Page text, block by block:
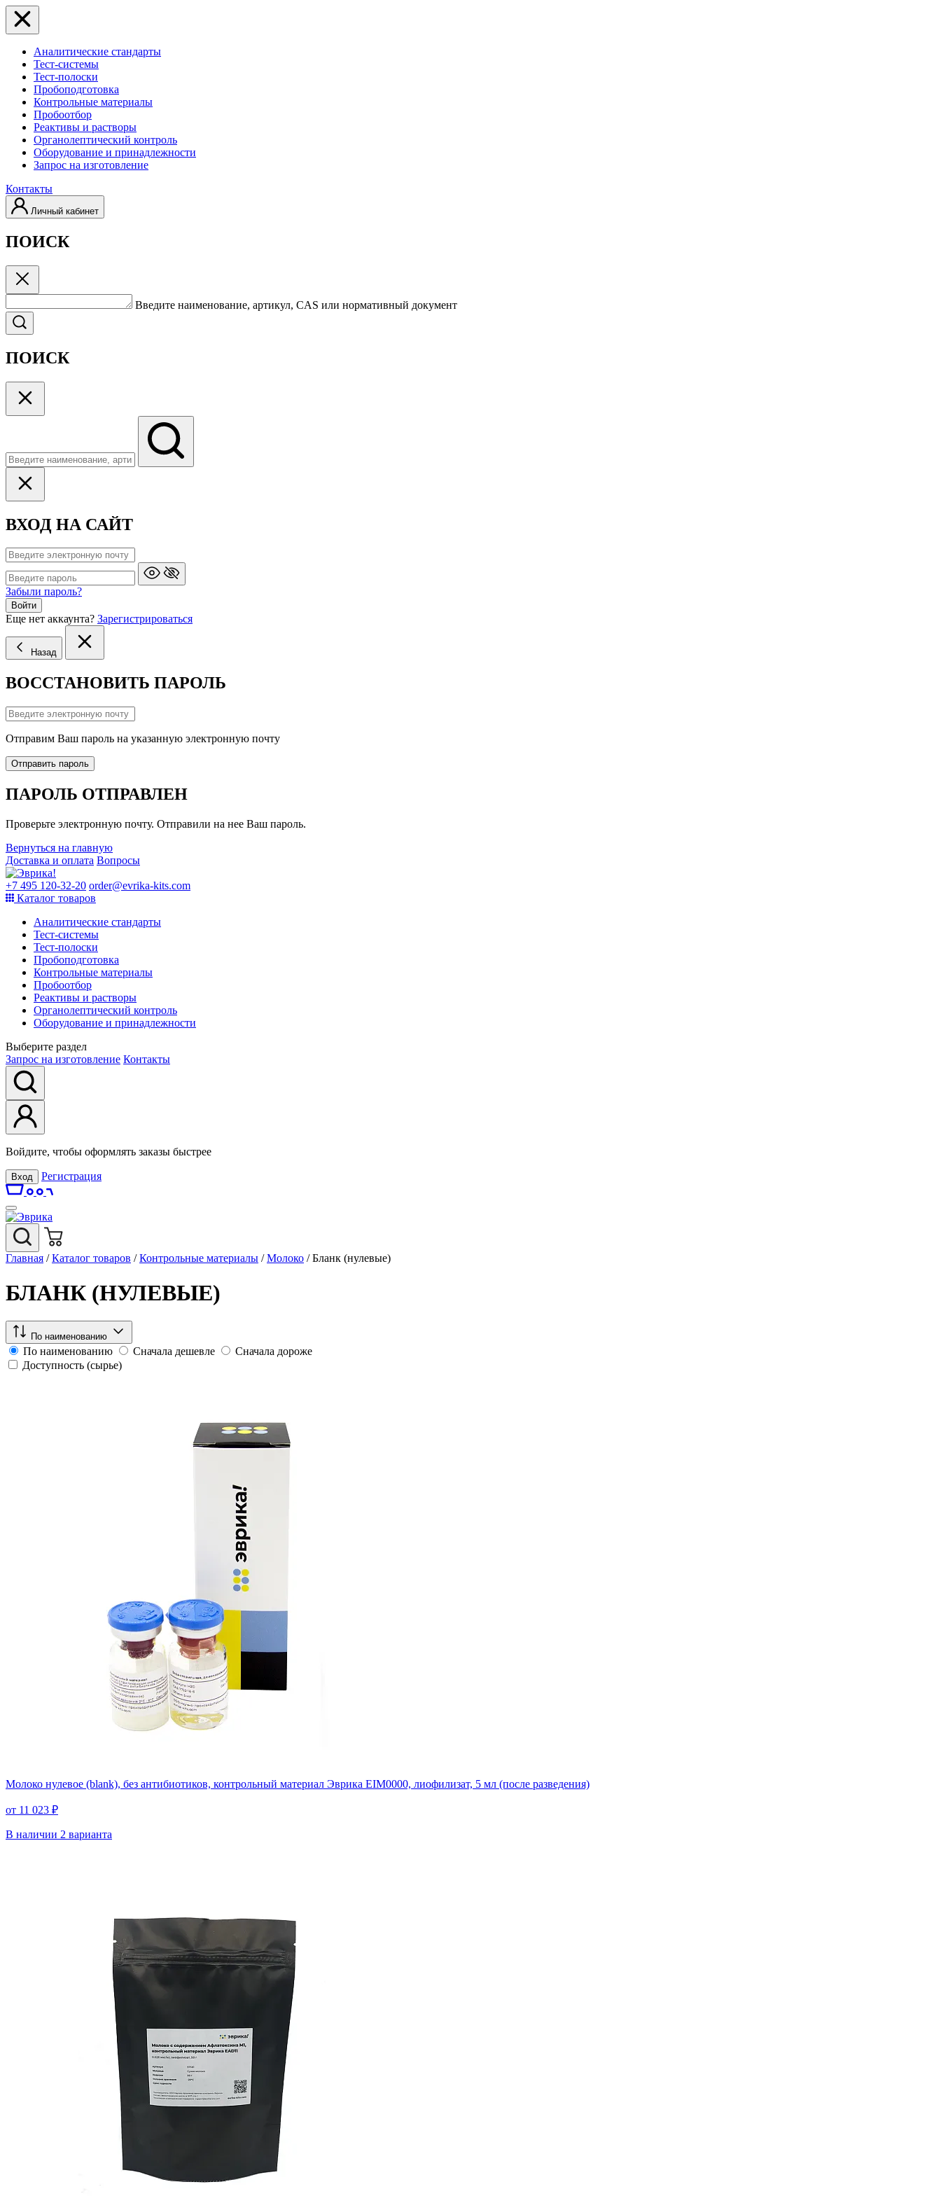
Аналитические стандарты
Тест-системы
Тест-полоски
Пробоподготовка
Контрольные материалы
Пробоотбор
Реактивы и растворы
Органолептический контроль
Оборудование и принадлежности
Запрос на изготовление
Контакты
Личный кабинет
ПОИСК
Введите наименование, артикул, CAS или нормативный документ
ПОИСК
ВХОД НА САЙТ
Забыли пароль?
Войти
Еще нет аккаунта? Зарегистрироваться
Назад
ВОССТАНОВИТЬ ПАРОЛЬ
Отправим Ваш пароль на указанную электронную почту
Отправить пароль
ПАРОЛЬ ОТПРАВЛЕН
Проверьте электронную почту. Отправили на нее Ваш пароль.
Вернуться на главную
Доставка и оплата Вопросы
+7 495 120-32-20 order@evrika-kits.com
Каталог товаров
Аналитические стандарты
Тест-системы
Тест-полоски
Пробоподготовка
Контрольные материалы
Пробоотбор
Реактивы и растворы
Органолептический контроль
Оборудование и принадлежности
Выберите раздел
Запрос на изготовление Контакты
Войдите, чтобы оформлять заказы быстрее
Вход Регистрация
Главная / Каталог товаров / Контрольные материалы / Молоко / Бланк (нулевые)
БЛАНК (НУЛЕВЫЕ)
По наименованию
По наименованию Сначала дешевле
Сначала дороже
Доступность (сырье)
Молоко нулевое (blank), без антибиотиков, контрольный материал Эврика EIM0000, лиофилизат, 5 мл (после разведения)
от 11 023 ₽
В наличии 2 варианта